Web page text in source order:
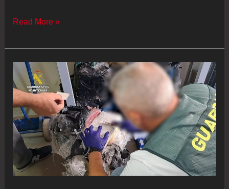
Rescatado
al
Castillo
de
San
Sebastián
en
Cádiz
piloto
Read More »